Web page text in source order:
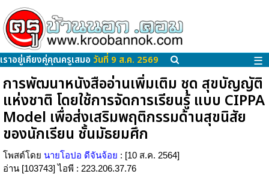
เราอยู่เคียงคู่คุณครูเสมอ วันที่ 9 ส.ค. 2569 ☰
การพัฒนาหนังสืออ่านเพิ่มเติม ชุด สุขบัญญัติ
แห่งชาติ โดยใช้การจัดการเรียนรู้ แบบ CIPPA
Model เพื่อส่งเสริมพฤติกรรมด้านสุขนิสัย
ของนักเรียน ชั้นมัธยมศึก
โพสต์โดย นายโอปอ ดีจันจ้อย : [10 ส.ค. 2564]
อ่าน [103743] ไอพี : 223.206.37.76